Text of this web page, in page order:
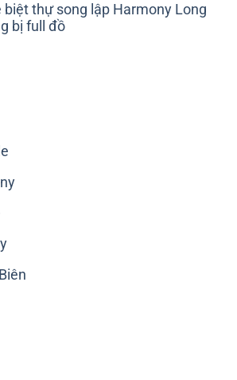
biệt thự song lập Harmony Long
bị full đồ